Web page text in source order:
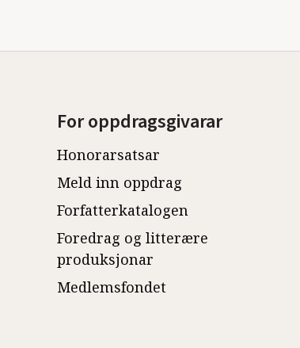
For oppdragsgivarar
Honorarsatsar
Meld inn oppdrag
Forfatterkatalogen
Foredrag og litterære
produksjonar
Medlemsfondet